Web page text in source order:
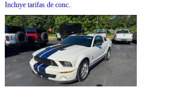
Incluye tarifas de conc.